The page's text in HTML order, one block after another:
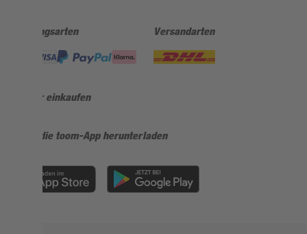
Zahlungsarten Versandarten
Sicher einkaufen
Jetzt die toom-App herunterladen